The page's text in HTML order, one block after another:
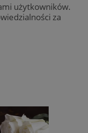
użytkowników.
za